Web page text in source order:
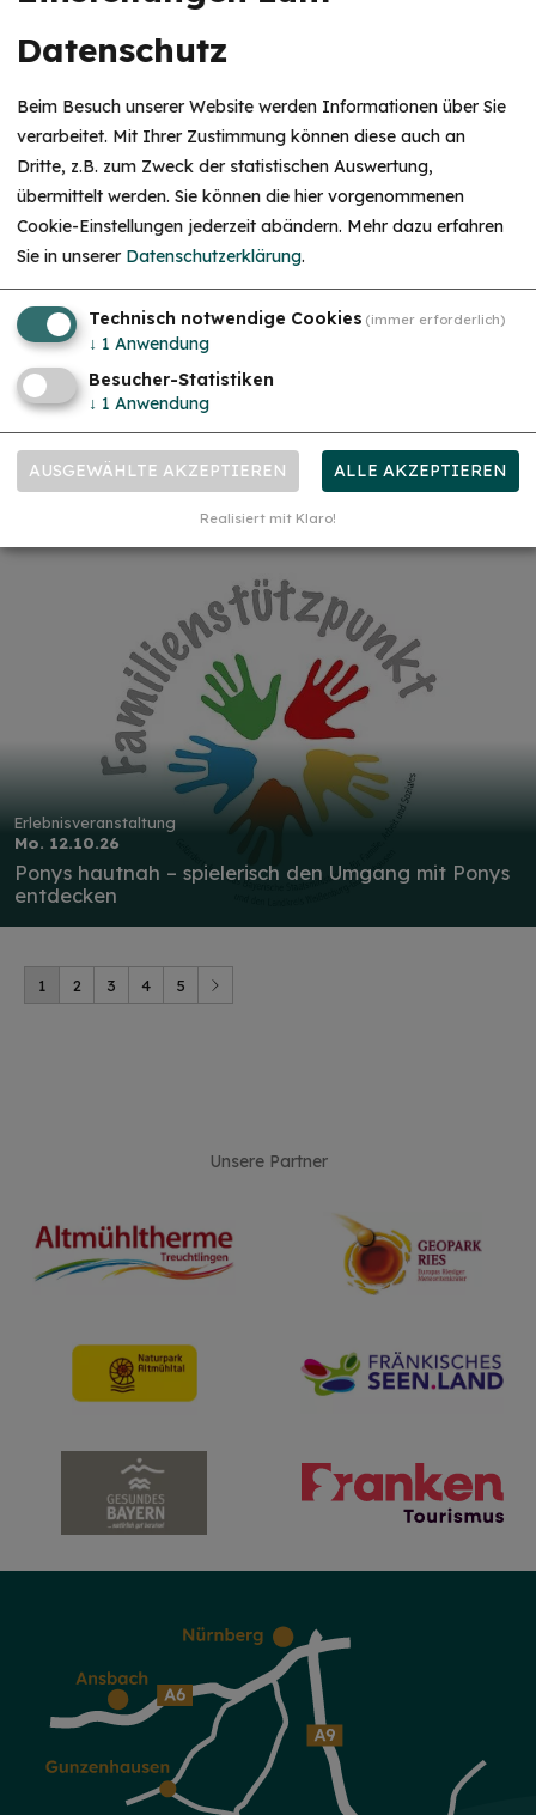
Vortrags- und Informationsveranstaltungen
Do. 10.09.26
Baby- & Kleinkindschlaf verstehen
Workshops & Seminare
Do. 17.09.26
"Wie Familienleben leichter wird wenn alle wirklich
gesehen werden"
Bedürfnisorientiert leben, ohne dich selbst zu verlieren
Erlebnisveranstaltung
Mo. 12.10.26
Ponys hautnah – spielerisch den Umgang mit Ponys
entdecken
1 2 3 4 5
Unsere Partner
HINWEIS
Christkind & Engel gesucht!
du Lust das Gesicht der Treuchtlinger
Schlossweihnacht zu sein, den Gästen ein
Lächeln ins Gesicht zu zaubern und Freude und
Herzlichkeit auszustrahlen? Dann melde dich
gerne bei uns!...
Datenschutz
Beim Besuch unserer Website werden Informationen über Sie
verarbeitet. Mit Ihrer Zustimmung können diese auch an
Dritte, z.B. zum Zweck der statistischen Auswertung,
übermittelt werden. Sie können die hier vorgenommenen
Cookie-Einstellungen jederzeit abändern. Mehr dazu erfahren
Sie in unserer Datenschutzerklärung.
Technisch notwendige Cookies (immer erforderlich)
↓ 1 Anwendung
Besucher-Statistiken
↓ 1 Anwendung
AUSGEWÄHLTE AKZEPTIEREN ALLE AKZEPTIEREN
Realisiert mit Klaro!